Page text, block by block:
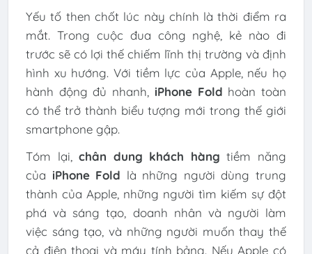
Yếu tố then chốt lúc này chính là thời điểm ra
mắt. Trong cuộc đua công nghệ, kẻ nào đi
trước sẽ có lợi thế chiếm lĩnh thị trường và định
hình xu hướng. Với tiềm lực của Apple, nếu họ
hành động đủ nhanh, iPhone Fold hoàn toàn
có thể trở thành biểu tượng mới trong thế giới
smartphone gập.
Tóm lại,chân dung khách hàng tiềm năng
của iPhone Fold là những người dùng trung
thành của Apple, những người tìm kiếm sự đột
phá và sáng tạo, doanh nhân và người làm
việc sáng tạo, và những người muốn thay thế
cả điện thoại và máy tính bảng. Nếu Apple có